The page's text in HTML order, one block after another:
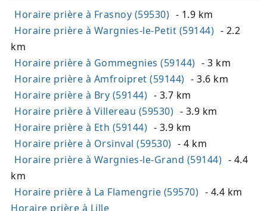
Horaire prière à Frasnoy (59530) - 1.9 km
Horaire prière à Wargnies-le-Petit (59144) - 2.2
km
Horaire prière à Gommegnies (59144) - 3 km
Horaire prière à Amfroipret (59144) - 3.6 km
Horaire prière à Bry (59144) - 3.7 km
Horaire prière à Villereau (59530) - 3.9 km
Horaire prière à Eth (59144) - 3.9 km
Horaire prière à Orsinval (59530) - 4 km
Horaire prière à Wargnies-le-Grand (59144) - 4.4
km
Horaire prière à La Flamengrie (59570) - 4.4 km
Horaire prière à Lille